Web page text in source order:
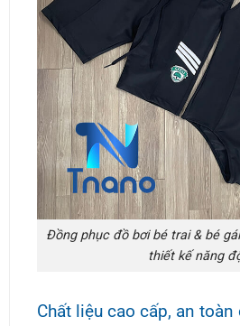
Đồng phục đồ bơi bé trai & bé
thiết kế năng
Chất liệu cao cấp, an toàn